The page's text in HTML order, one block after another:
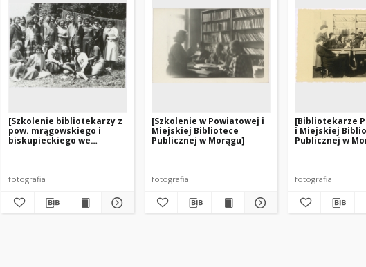
[Szkolenie bibliotekarzy z
pow. mrągowskiego i
biskupieckiego we
fotografia
[Szkolenie w Powiatowej i
Miejskiej Bibliotece
Publicznej w Morągu]
fotografia
[Bibliotekarze
i Miejskiej
Publicznej w
fotografia